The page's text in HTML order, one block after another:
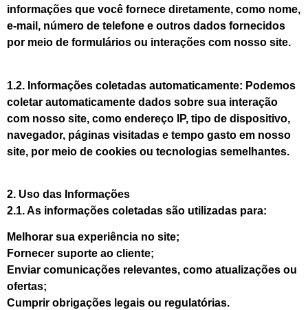
informações que você fornece diretamente, como nome,
e-mail, número de telefone e outros dados fornecidos
por meio de formulários ou interações com nosso site.
1.2. Informações coletadas automaticamente: Podemos
coletar automaticamente dados sobre sua interação
com nosso site, como endereço IP, tipo de dispositivo,
navegador, páginas visitadas e tempo gasto em nosso
site, por meio de cookies ou tecnologias semelhantes.
2. Uso das Informações
2.1. As informações coletadas são utilizadas para:
Melhorar sua experiência no site;
Fornecer suporte ao cliente;
Enviar comunicações relevantes, como atualizações ou
ofertas;
Cumprir obrigações legais ou regulatórias.